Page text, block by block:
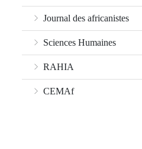
Journal des africanistes
Sciences Humaines
RAHIA
CEMAf